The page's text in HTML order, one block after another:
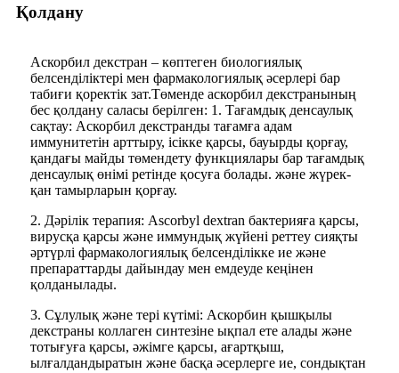
Қолдану
Аскорбил декстран – көптеген биологиялық
белсенділіктері мен фармакологиялық әсерлері бар
табиғи қоректік зат.Төменде аскорбил декстранының
бес қолдану саласы берілген: 1. Тағамдық денсаулық
сақтау: Аскорбил декстранды тағамға адам
иммунитетін арттыру, ісікке қарсы, бауырды қорғау,
қандағы майды төмендету функциялары бар тағамдық
денсаулық өнімі ретінде қосуға болады. және жүрек-
қан тамырларын қорғау.
2. Дәрілік терапия: Ascorbyl dextran бактерияға қарсы,
вирусқа қарсы және иммундық жүйені реттеу сияқты
әртүрлі фармакологиялық белсенділікке ие және
препараттарды дайындау мен емдеуде кеңінен
қолданылады.
3. Сұлулық және тері күтімі: Аскорбин қышқылы
декстраны коллаген синтезіне ықпал ете алады және
тотығуға қарсы, әжімге қарсы, ағартқыш,
ылғалдандыратын және басқа әсерлерге ие, сондықтан